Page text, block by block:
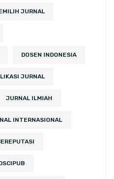
JURNAL
DOSEN INDONESIA
JURNAL
JURNAL ILMIAH
INTERNASIONAL